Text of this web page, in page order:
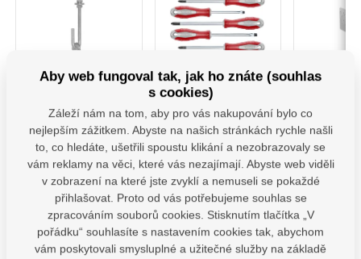
M12x130 mm
Závěs houpačky pro
ploché i kulaté trámy s
karabinou.Uchyty jsou
vybaveny vhodnými
karabinou, díky čemuž
je montáž houpačky
snadná a nevyžaduje
žádné další
nástroje.Navíc jsou
opatřeny kluznými
Skladem 19 ks
68,27Kč
bez DPH
ks
4740930 Sada
Šroubováků 7ks
Profesionální sada
šroubováků Fortum,
která splňuje vysoké
nároky na odolnost i
komfort při práci.
Ergonomicky tvarovaná
rukojeť z tvrdého PP
plastu je na povrchu
doplněna měkčenou
TPR pryží s
Na dotaz
367,77Kč
bez DPH
Patka
určena
odpovídající
dřeva od
konstrukce
zatížení.
žárového
Aby web fungoval tak, jak ho znáte (souhlas
s cookies)
Záleží nám na tom, aby pro vás nakupování bylo co
nejlepším zážitkem. Abyste na našich stránkách rychle našli
to, co hledáte, ušetřili spoustu klikání a nezobrazovaly se
vám reklamy na věci, které vás nezajímají. Abyste web viděli
v zobrazení na které jste zvyklí a nemuseli se pokaždé
přihlašovat. Proto od vás potřebujeme souhlas se
zpracováním souborů cookies. Stisknutím tlačítka „V
pořádku“ souhlasíte s nastavením cookies tak, abychom
vám poskytovali smysluplné a užitečné služby na základě